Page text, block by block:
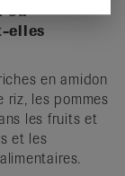
elles
en amidon
riz, les pommes
les fruits et
et les